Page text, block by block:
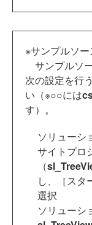
※サンプルソ
サンプルソ
次の設定を行
い（※○○には
す）。
ソリューシ
サイトプロ
（
し、［スタ
選択
ソリューシ